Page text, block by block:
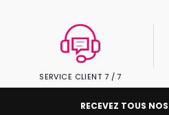
SERVICE CLIENT 7 / 7
RECEVEZ TOUS